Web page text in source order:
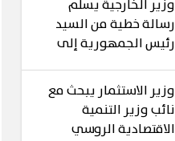
وزير الخارجية يسلم
رسالة خطية من السيد
رئيس الجمهورية إلى
وزير الاستثمار يبحث مع
نائب وزير التنمية
الاقتصادية الروسي